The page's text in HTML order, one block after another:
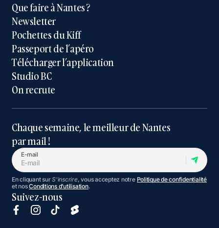
Que faire à Nantes ?
Newsletter
Pochettes du Kiff
Passeport de l’apéro
Télécharger l’application
Studio BC
On recrute
Chaque semaine, le meilleur de Nantes
par mail !
E-mail
En cliquant surS'inscrire, vous acceptez notre Politique de confidentialité
et nosConditions d’utilisation.
Suivez-nous